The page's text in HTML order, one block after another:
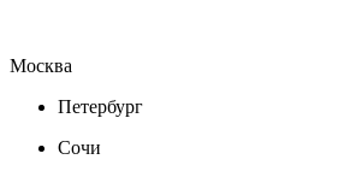
Москва
Петербург
Сочи